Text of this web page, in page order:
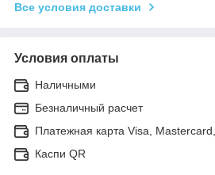
Все условия доставки
Условия оплаты
Наличными
Безналичный расчет
Платежная карта Visa,
Каспи QR